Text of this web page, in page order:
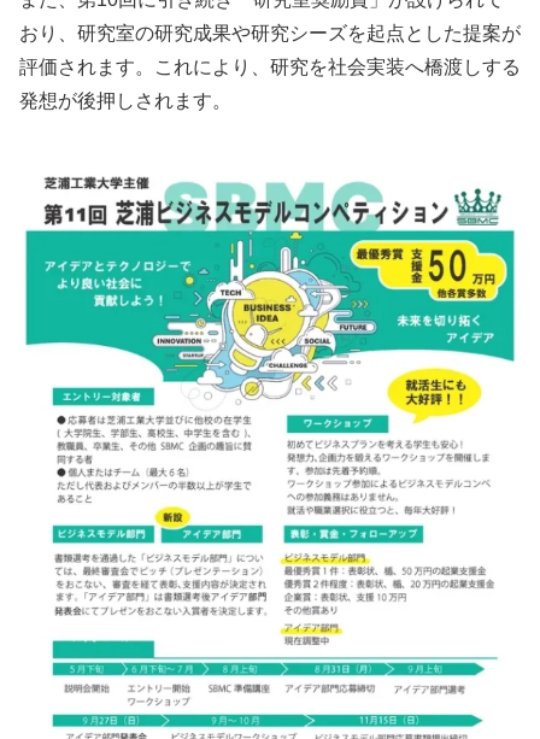
おり、研究室の研究成果や研究シーズを起点とした提案が
評価されます。これにより、研究を社会実装へ橋渡しする
発想が後押しされます。